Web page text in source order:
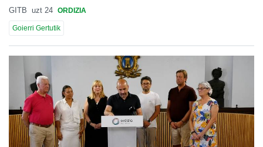
GITB uzt 24 ORDIZIA
Goierri Gertutik